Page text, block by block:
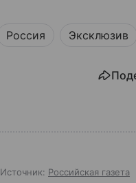
Россия Эксклюзив
Источник: Российская газета